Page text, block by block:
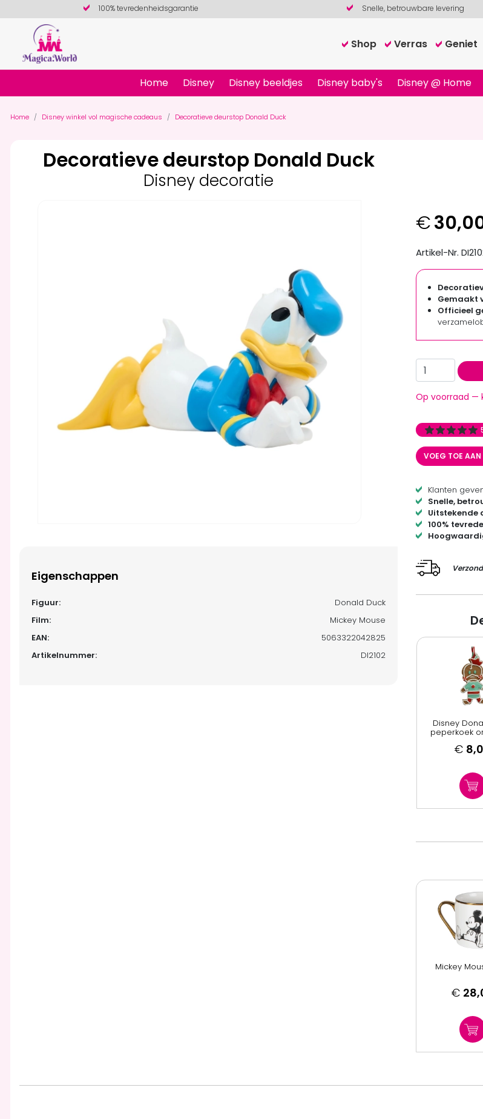
100% tevredenheidsgarantie Snelle, betrouwbare levering
Shop Verras Geniet
Home Disney Disney beeldjes Disney baby's Disney @ Home
Home Disney winkel vol magische cadeaus Decoratieve deurstop Donald Duck
Decoratieve deurstop Donald Duck
Disney decoratie
Eigenschappen
Figuur:
Donald Duck
Film:
Mickey Mouse
EAN:
5063322042825
Artikelnummer:
DI2102
€
Artikel-Nr.
Gemaakt
Officieel
Op voorraad —
VOEG TOE AAN
Klanten
Snelle,
Uitstekende
100%
Disney
peperkoek
€
Mickey
€